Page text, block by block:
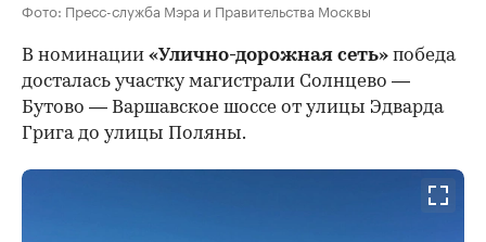
Фото: Пресс-служба Мэра и Правительства Москвы
В номинации «Улично-дорожная сеть» победа
досталась участку магистрали Солнцево —
Бутово — Варшавское шоссе от улицы Эдварда
Грига до улицы Поляны.